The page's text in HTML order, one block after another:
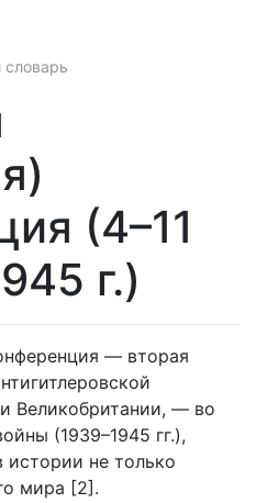
(4–11
г.)
— вторая
— во
(1939–1945 гг.),
истории не только
мира [2].